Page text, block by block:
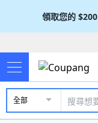
領取您的 $200
全部